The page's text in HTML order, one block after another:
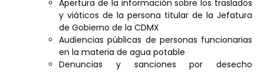
Apertura de la información sobre los traslados
y viáticos de la persona titular de la Jefatura
de Gobierno de la CDMX
Audiencias públicas de personas funcionarias
en la materia de agua potable
Denuncias y sanciones por desecho